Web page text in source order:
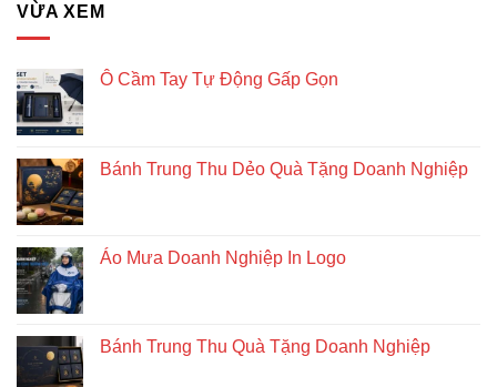
doanh
bền
VỪA XEM
Ô Cầm Tay Tự Động Gấp Gọn
Bánh Trung Thu Dẻo Quà Tặng Doanh Nghiệp
Áo Mưa Doanh Nghiệp In Logo
Bánh Trung Thu Quà Tặng Doanh Nghiệp